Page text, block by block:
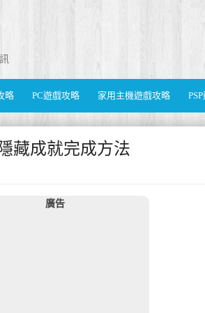
略 PC遊戲攻略 家用主機遊戲攻略
藏成就完成方法
廣告